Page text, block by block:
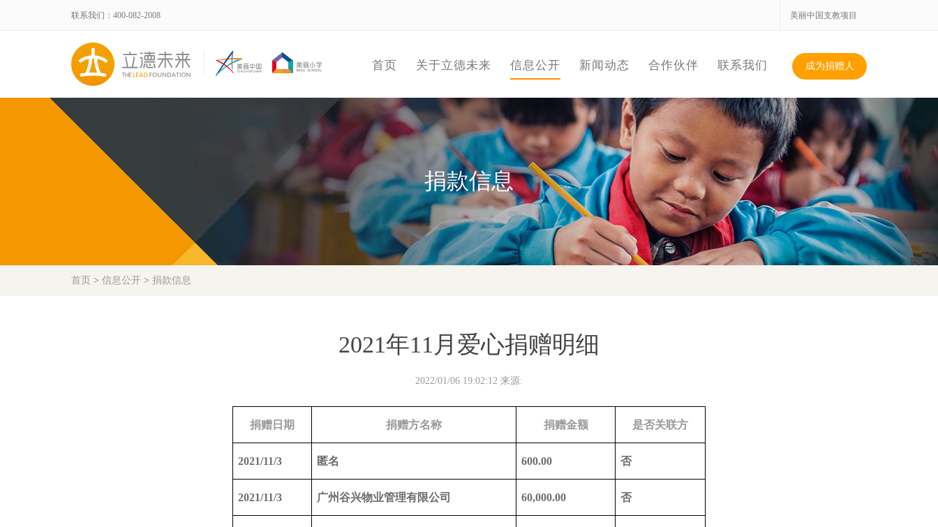
联系我们：400-082-2008 美丽中国支教项目
首页 关于立德未来 信息公开 新闻动态 合作伙伴 联系我们 成为捐赠人
捐款信息
首页 > 信息公开 > 捐款信息
2021年11月爱心捐赠明细
2022/01/06 19:02:12 来源:
捐赠日期 捐赠方名称 捐赠金额 是否关联方
2021/11/3 匿名 600.00 否
2021/11/3 广州谷兴物业管理有限公司 60,000.00 否